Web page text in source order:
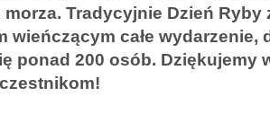
Tradycyjnie Dzień Ryby
wieńczącym całe wydarzenie,
ponad 200 osób. Dziękujemy